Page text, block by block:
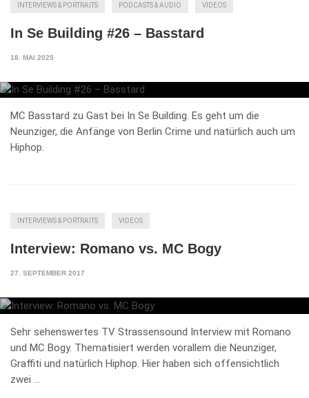
INTERVIEWS & PORTRAITS PODCASTS & AUDIO VIDEOS
In Se Building #26 – Basstard
18. MAI 2025
MC Basstard zu Gast bei In Se Building. Es geht um die
Neunziger, die Anfänge von Berlin Crime und natürlich auch um
Hiphop.
INTERVIEWS & PORTRAITS VIDEOS
Interview: Romano vs. MC Bogy
27. SEPTEMBER 2017
Sehr sehenswertes TV Strassensound Interview mit Romano
und MC Bogy. Thematisiert werden vorallem die Neunziger,
Graffiti und natürlich Hiphop. Hier haben sich offensichtlich
zwei …